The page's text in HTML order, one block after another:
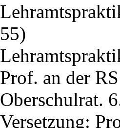
55)
Prof. an der
Oberschulrat.
Versetzung: